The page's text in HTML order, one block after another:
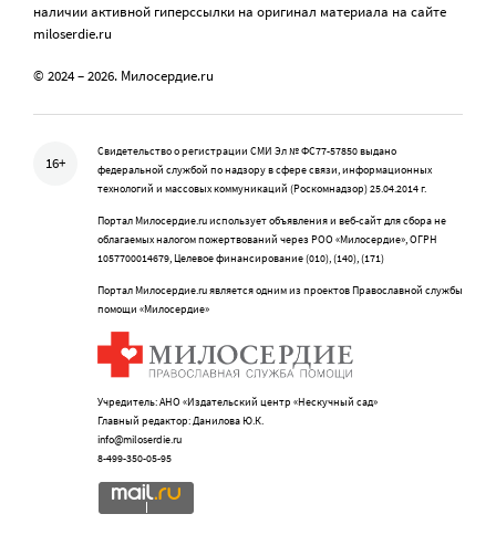
наличии активной гиперссылки на оригинал материала на сайте
miloserdie.ru
© 2024 – 2026. Милосердие.ru
16+
Свидетельство о регистрации СМИ Эл № ФС77-57850 выдано
федеральной службой по надзору в сфере связи, информационных
технологий и массовых коммуникаций (Роскомнадзор) 25.04.2014 г.
Портал Милосердие.ru использует объявления и веб-сайт для сбора не
облагаемых налогом пожертвований через РОО «Милосердие», ОГРН
1057700014679, Целевое финансирование (010), (140), (171)
Портал Милосердие.ru является одним из проектов Православной службы
помощи «Милосердие»
Учредитель: АНО «Издательский центр «Нескучный сад»
Главный редактор: Данилова Ю.К.
info@miloserdie.ru
8-499-350-05-95